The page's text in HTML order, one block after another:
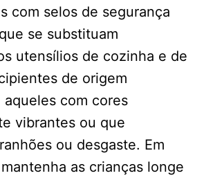
com selos de segurança
se substituam
utensílios de cozinha e de
de origem
com cores
vibrantes ou que
ou desgaste. Em
as crianças longe